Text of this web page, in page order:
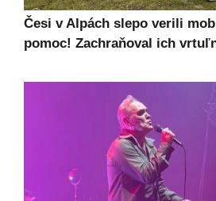
Česi v Alpách slepo verili
pomoc! Zachraňoval ich